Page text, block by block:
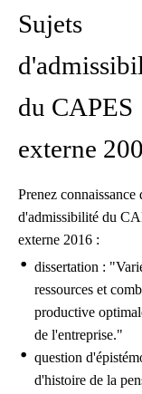
Sujets
du CAPES
externe
Prenez connaissance
d'admissibilité du
externe 2016 :
dissertation :
ressources et
productive
de l'entreprise."
question
d'histoire de la